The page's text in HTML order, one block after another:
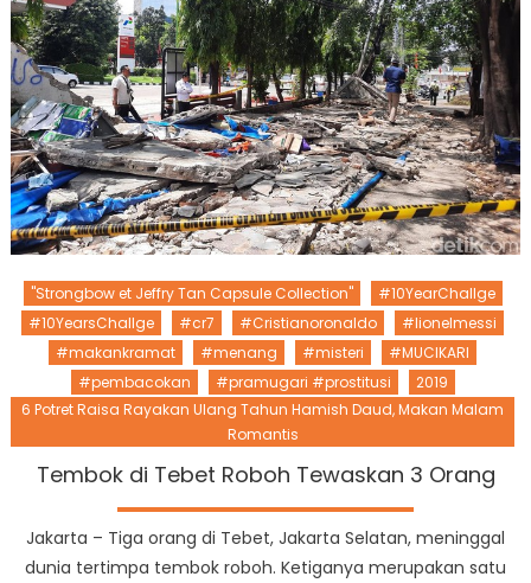
"Strongbow et Jeffry Tan Capsule Collection"
#10YearChallge
#10YearsChallge
#cr7 #Cristianoronaldo
#lionelmessi
#makankramat
#menang #misteri
#MUCIKARI
#pembacokan
#pramugari #prostitusi
2019
6 Potret Raisa Rayakan Ulang Tahun Hamish Daud, Makan Malam
Romantis
Tembok di Tebet Roboh Tewaskan 3 Orang
Jakarta – Tiga orang di Tebet, Jakarta Selatan, meninggal
dunia tertimpa tembok roboh. Ketiganya merupakan satu